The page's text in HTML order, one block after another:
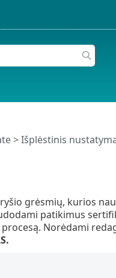
>Išplėstinis
grėsmių, kurios
patikimus
Norėdami